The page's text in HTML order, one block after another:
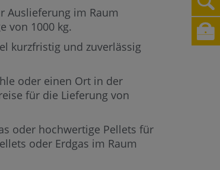
Auslieferung im Raum
von 1000 kg.
kurzfristig und zuverlässig
oder einen Ort in der
für die Lieferung von
oder hochwertige Pellets für
oder Erdgas im Raum